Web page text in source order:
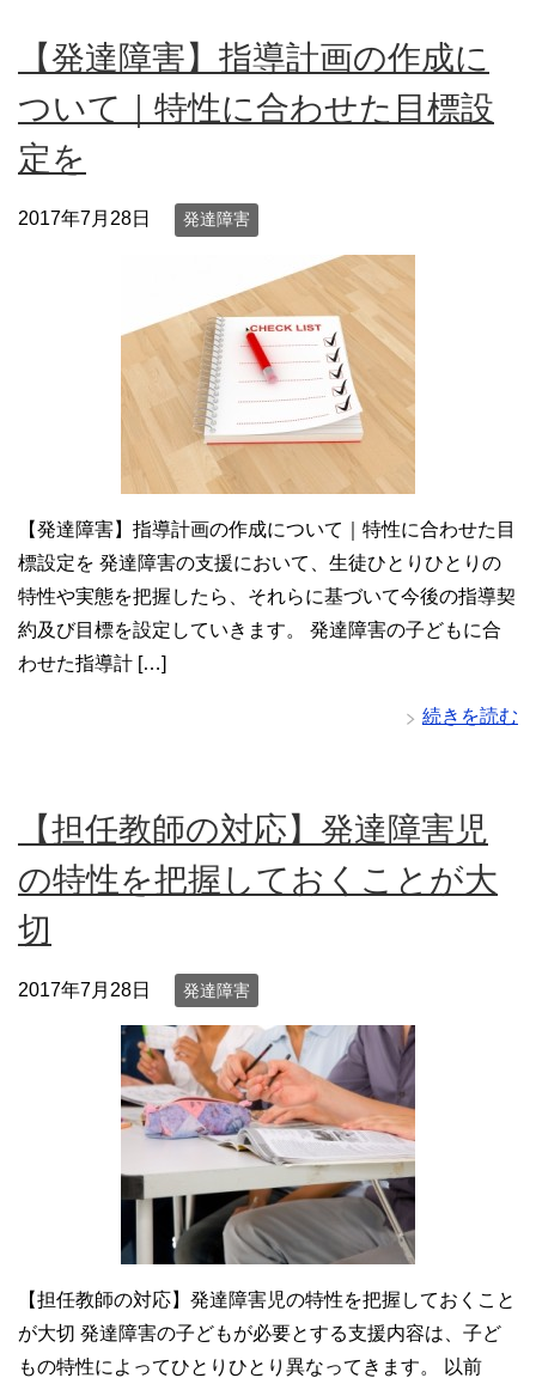
【発達障害】指導計画の作成に
ついて｜特性に合わせた目標設
定を
2017年7月28日 発達障害
【発達障害】指導計画の作成について｜特性に合わせた目
標設定を 発達障害の支援において、生徒ひとりひとりの
特性や実態を把握したら、それらに基づいて今後の指導契
約及び目標を設定していきます。 発達障害の子どもに合
わせた指導計 […]
続きを読む
【担任教師の対応】発達障害児
の特性を把握しておくことが大
切
2017年7月28日 発達障害
【担任教師の対応】発達障害児の特性を把握しておくこと
が大切 発達障害の子どもが必要とする支援内容は、子ど
もの特性によってひとりひとり異なってきます。 以前